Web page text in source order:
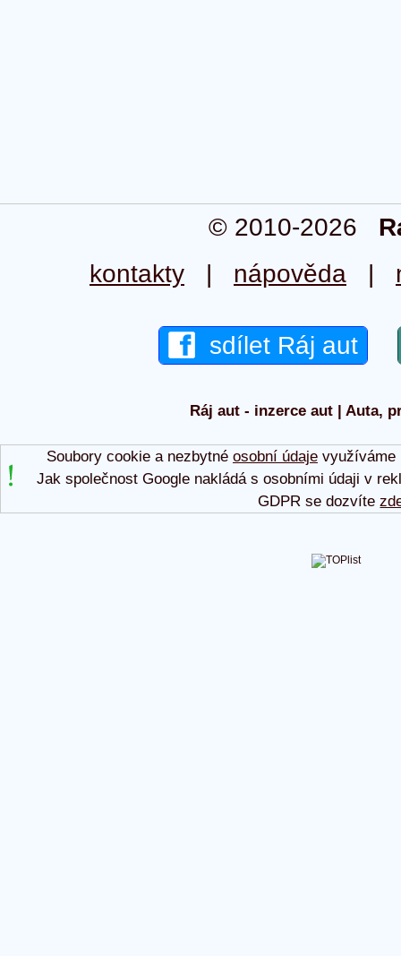
© 2010-2026
kontakty | nápověda |
sdílet Ráj aut
Ráj aut - inzerce aut | Auta,
Soubory cookie a nezbytné osobní údajevyužíváme
Jak společnost Google nakládá s osobními údaji v
GDPR se dozvíte